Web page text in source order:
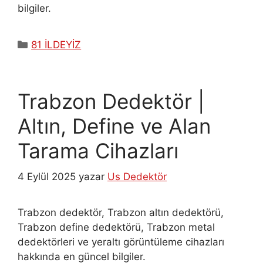
bilgiler.
Kategoriler
81 İLDEYİZ
Trabzon Dedektör |
Altın, Define ve Alan
Tarama Cihazları
4 Eylül 2025 yazar Us Dedektör
Trabzon dedektör, Trabzon altın dedektörü,
Trabzon define dedektörü, Trabzon metal
dedektörleri ve yeraltı görüntüleme cihazları
hakkında en güncel bilgiler.